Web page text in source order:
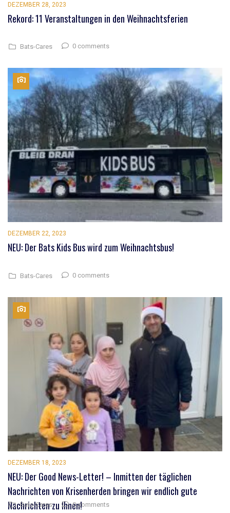
DEZEMBER 28, 2023
Rekord: 11 Veranstaltungen in den Weihnachtsferien
Bats-Cares 0 comments
DEZEMBER 22, 2023
NEU: Der Bats Kids Bus wird zum Weihnachtsbus!
Bats-Cares 0 comments
DEZEMBER 18, 2023
NEU: Der Good News-Letter! – Inmitten der täglichen
Nachrichten von Krisenherden bringen wir endlich gute
Nachrichten zu Ihnen!
Bats-Cares 0 comments